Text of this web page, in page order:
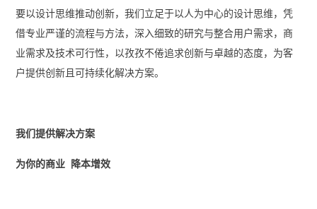
要以设计思维推动创新，我们立足于以人为中心的设计思维，凭
借专业严谨的流程与方法，深入细致的研究与整合用户需求，商
业需求及技术可行性，以孜孜不倦追求创新与卓越的态度，为客
户提供创新且可持续化解决方案。
我们提供解决方案
为你的商业 降本增效